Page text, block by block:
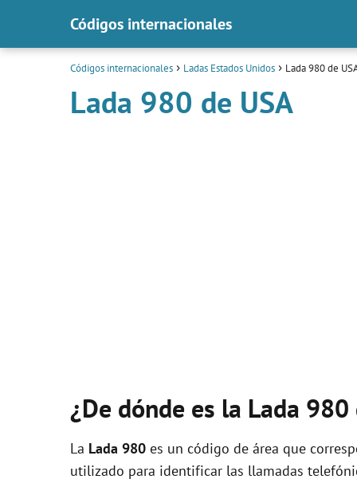
Códigos internacionales
Códigos internacionales Ladas Estados Unidos Lada 980 de
Lada 980 de USA
¿De dónde es la Lada 980
La Lada 980 es un código de área que
utilizado para identificar las llamadas